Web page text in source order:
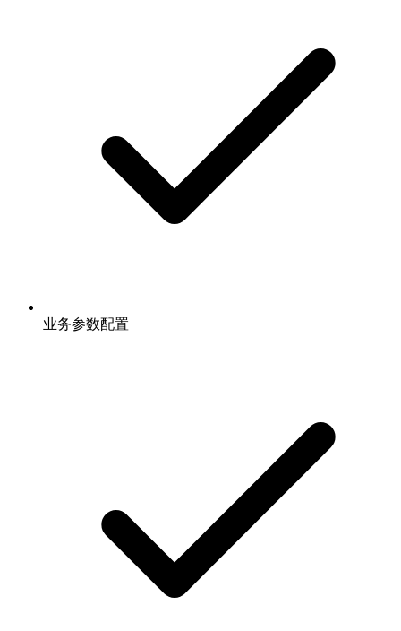
业务参数配置